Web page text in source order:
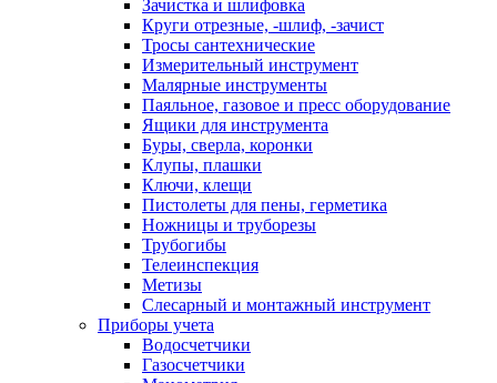
Зачистка и шлифовка
Круги отрезные, -шлиф, -зачист
Тросы сантехнические
Измерительный инструмент
Малярные инструменты
Паяльное, газовое и пресс оборудование
Ящики для инструмента
Буры, сверла, коронки
Клупы, плашки
Ключи, клещи
Пистолеты для пены, герметика
Ножницы и труборезы
Трубогибы
Телеинспекция
Метизы
Слесарный и монтажный инструмент
Приборы учета
Водосчетчики
Газосчетчики